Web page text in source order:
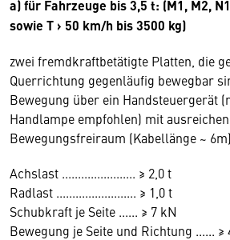
a) für Fahrzeuge bis 3,5 t: (M1, M2,
sowie T › 50 km/h bis 3500 kg)
zwei fremdkraftbetätigte Platten, die
Querrichtung gegenläufig bewegbar
Bewegung über ein Handsteuergerät
Handlampe empfohlen) mit
Bewegungsfreiraum (Kabellänge ~
Achslast ....................... ≥ 2,0 t
Radlast ......................... ≥ 1,0 t
Schubkraft je Seite ...... ≥ 7 kN
Bewegung je Seite und Richtung ......